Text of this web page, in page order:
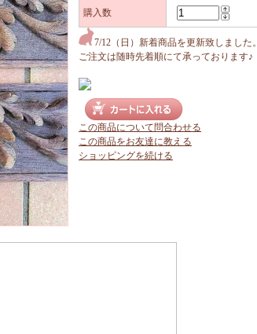
購入数
7/12（日）新着商品を更新致しました。
ご注文は随時先着順にて承っております♪
この商品について問合わせる
この商品をお友達に教える
ショッピングを続ける